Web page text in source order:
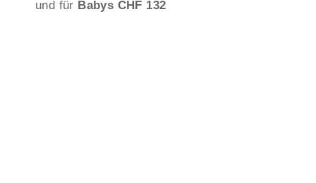
und für Babys CHF 132